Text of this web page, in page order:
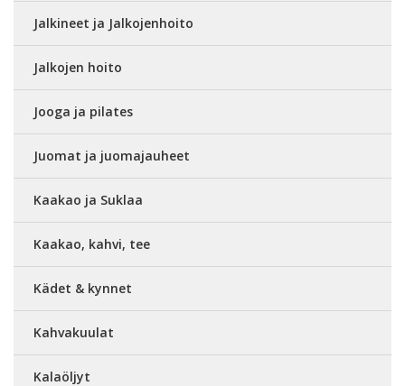
Jalkineet ja Jalkojenhoito
Jalkojen hoito
Jooga ja pilates
Juomat ja juomajauheet
Kaakao ja Suklaa
Kaakao, kahvi, tee
Kädet & kynnet
Kahvakuulat
Kalaöljyt